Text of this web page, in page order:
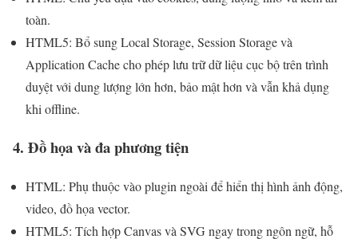
toàn.
HTML5: Bổ sung Local Storage, Session Storage và
Application Cache cho phép lưu trữ dữ liệu cục bộ trên trình
duyệt với dung lượng lớn hơn, bảo mật hơn và vẫn khả dụng
khi offline.
4. Đồ họa và đa phương tiện
HTML: Phụ thuộc vào plugin ngoài để hiển thị hình ảnh động,
video, đồ họa vector.
HTML5: Tích hợp Canvas và SVG ngay trong ngôn ngữ, hỗ